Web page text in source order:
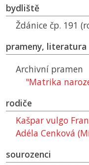
bydliště
Ždánice čp. 191
prameny, literatura
Archivní pramen
"Matrika
rodiče
Kašpar vulgo
Adéla Cenková
sourozenci